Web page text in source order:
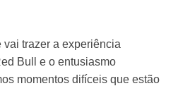
vai trazer a experiência
Bull e o entusiasmo
momentos difíceis que estão